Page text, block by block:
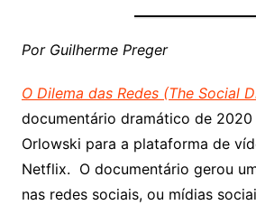
Por Guilherme Preger
O Dilema das Redes (The Social
documentário dramático de
Orlowski para a plataforma de
Netflix. O documentário gerou
nas redes sociais, ou mídias